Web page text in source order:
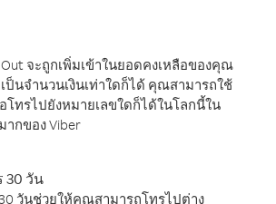
จะถูกเพิ่มเข้าในยอดคงเหลือของคุณ
ป็นจำนวนเงินเท่าใดก็ได้ คุณสามารถใช้
โทรไปยังหมายเลขใดก็ได้ในโลกนี้ใน
กของ Viber
30 วัน
วันช่วยให้คุณสามารถโทรไปต่าง